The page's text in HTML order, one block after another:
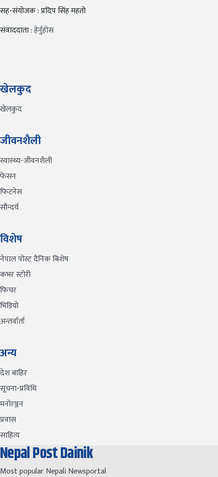
सह-संयोजक : प्रदिप सिंह महतो
संवाददाता :हेर्नुहोस
खेलकुद
खेलकुद
जीवनशैली
स्वास्थ्य-जीवनशैली
फेसन
फिटनेस
सौन्दर्य
विशेष
नेपाल पोस्ट दैनिक बिशेष
कभर स्टोरी
फिचर
भिडियो
अन्तर्वार्ता
अन्य
देश बाहिर
सूचना-प्रविधि
मनोरञ्जन
प्रवास
साहित्य
Nepal Post Dainik
Most popular Nepali Newsportal